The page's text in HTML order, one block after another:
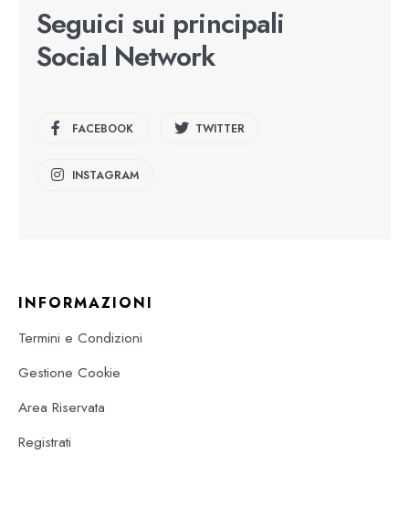
Seguici sui principali
Social Network
FACEBOOK TWITTER
INSTAGRAM
INFORMAZIONI
Termini e Condizioni
Gestione Cookie
Area Riservata
Registrati